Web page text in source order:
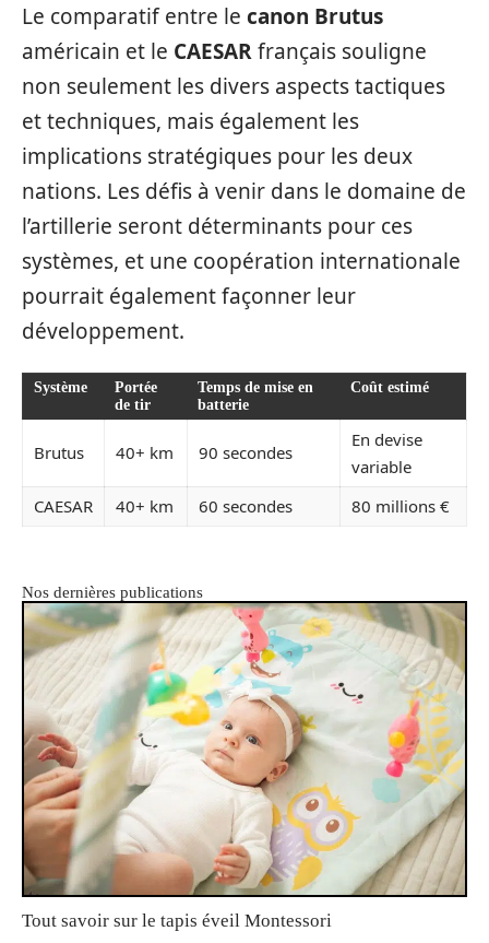
Le comparatif entre le canon Brutus
américain et le CAESARfrançais souligne
non seulement les divers aspects tactiques
et techniques, mais également les
implications stratégiques pour les deux
nations. Les défis à venir dans le domaine de
l’artillerie seront déterminants pour ces
systèmes, et une coopération internationale
pourrait également façonner leur
développement.
Système
Portée
de tir
Temps de mise en
batterie
Coût estimé
Brutus 40+ km 90 secondes
En devise
variable
CAESAR
40+ km 60 secondes 80 millions €
Nos dernières publications
Tout savoir sur le tapis éveil Montessori